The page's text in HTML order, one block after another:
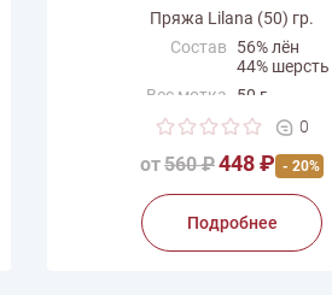
Пряжа Lilana (50) гр.
от560 ₽448 ₽ - 20%
Состав
56% лён
44% шерсть
Вес мотка
50 г
Длина нити 165 м
Производитель Schulana
0
Подробнее